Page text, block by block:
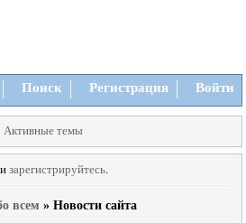
Поиск Регистрация Войти
Активные темы
зарегистрируйтесь.
всем » Новости сайта